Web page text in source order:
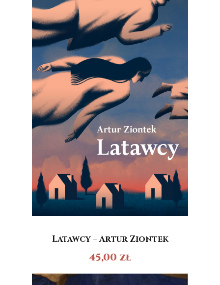
Latawcy – Artur Ziontek
45,00 zł